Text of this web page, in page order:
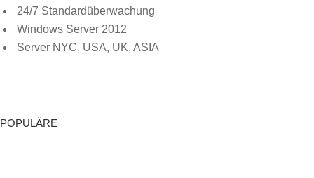
24/7 Standardüberwachung
Windows Server 2012
Server NYC, USA, UK, ASIA
POPULÄRE